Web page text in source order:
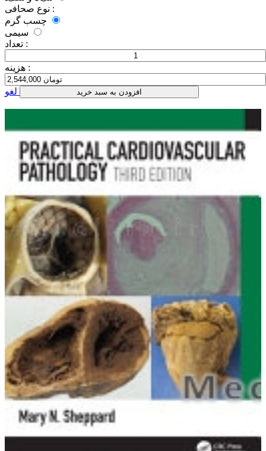
نوع صحافی :
تعداد :
هزینه :
افزودن به سبد خرید